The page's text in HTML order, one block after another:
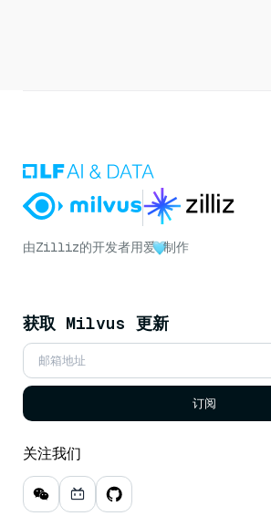
由Zilliz的开发者用爱 制作
获取 Milvus 更新
订阅
关注我们